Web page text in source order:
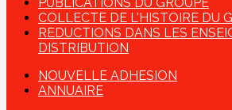
COLLECTE DE L'HISTOIRE DU
REDUCTIONS DANS LES
DISTRIBUTION
NOUVELLE ADHESION
ANNUAIRE